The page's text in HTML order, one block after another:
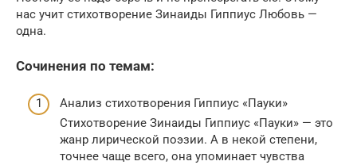
нас учит стихотворение Зинаиды Гиппиус Любовь —
одна.
Сочинения по темам:
Анализ стихотворения Гиппиус «Пауки»
Стихотворение Зинаиды Гиппиус «Пауки» — это
жанр лирической поэзии. А в некой степени,
точнее чаще всего, она упоминает чувства